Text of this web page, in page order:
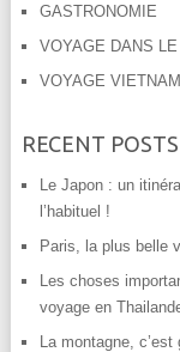
GASTRONOMIE
VOYAGE DANS
VOYAGE VIETNAM
RECENT POSTS
Le Japon : un
l’habituel !
Paris, la plus belle
Les choses
voyage en
La montagne, c’est